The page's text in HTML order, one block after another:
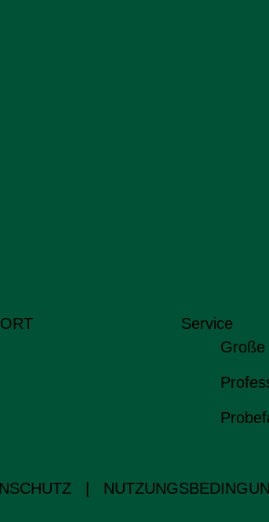
Service
Große